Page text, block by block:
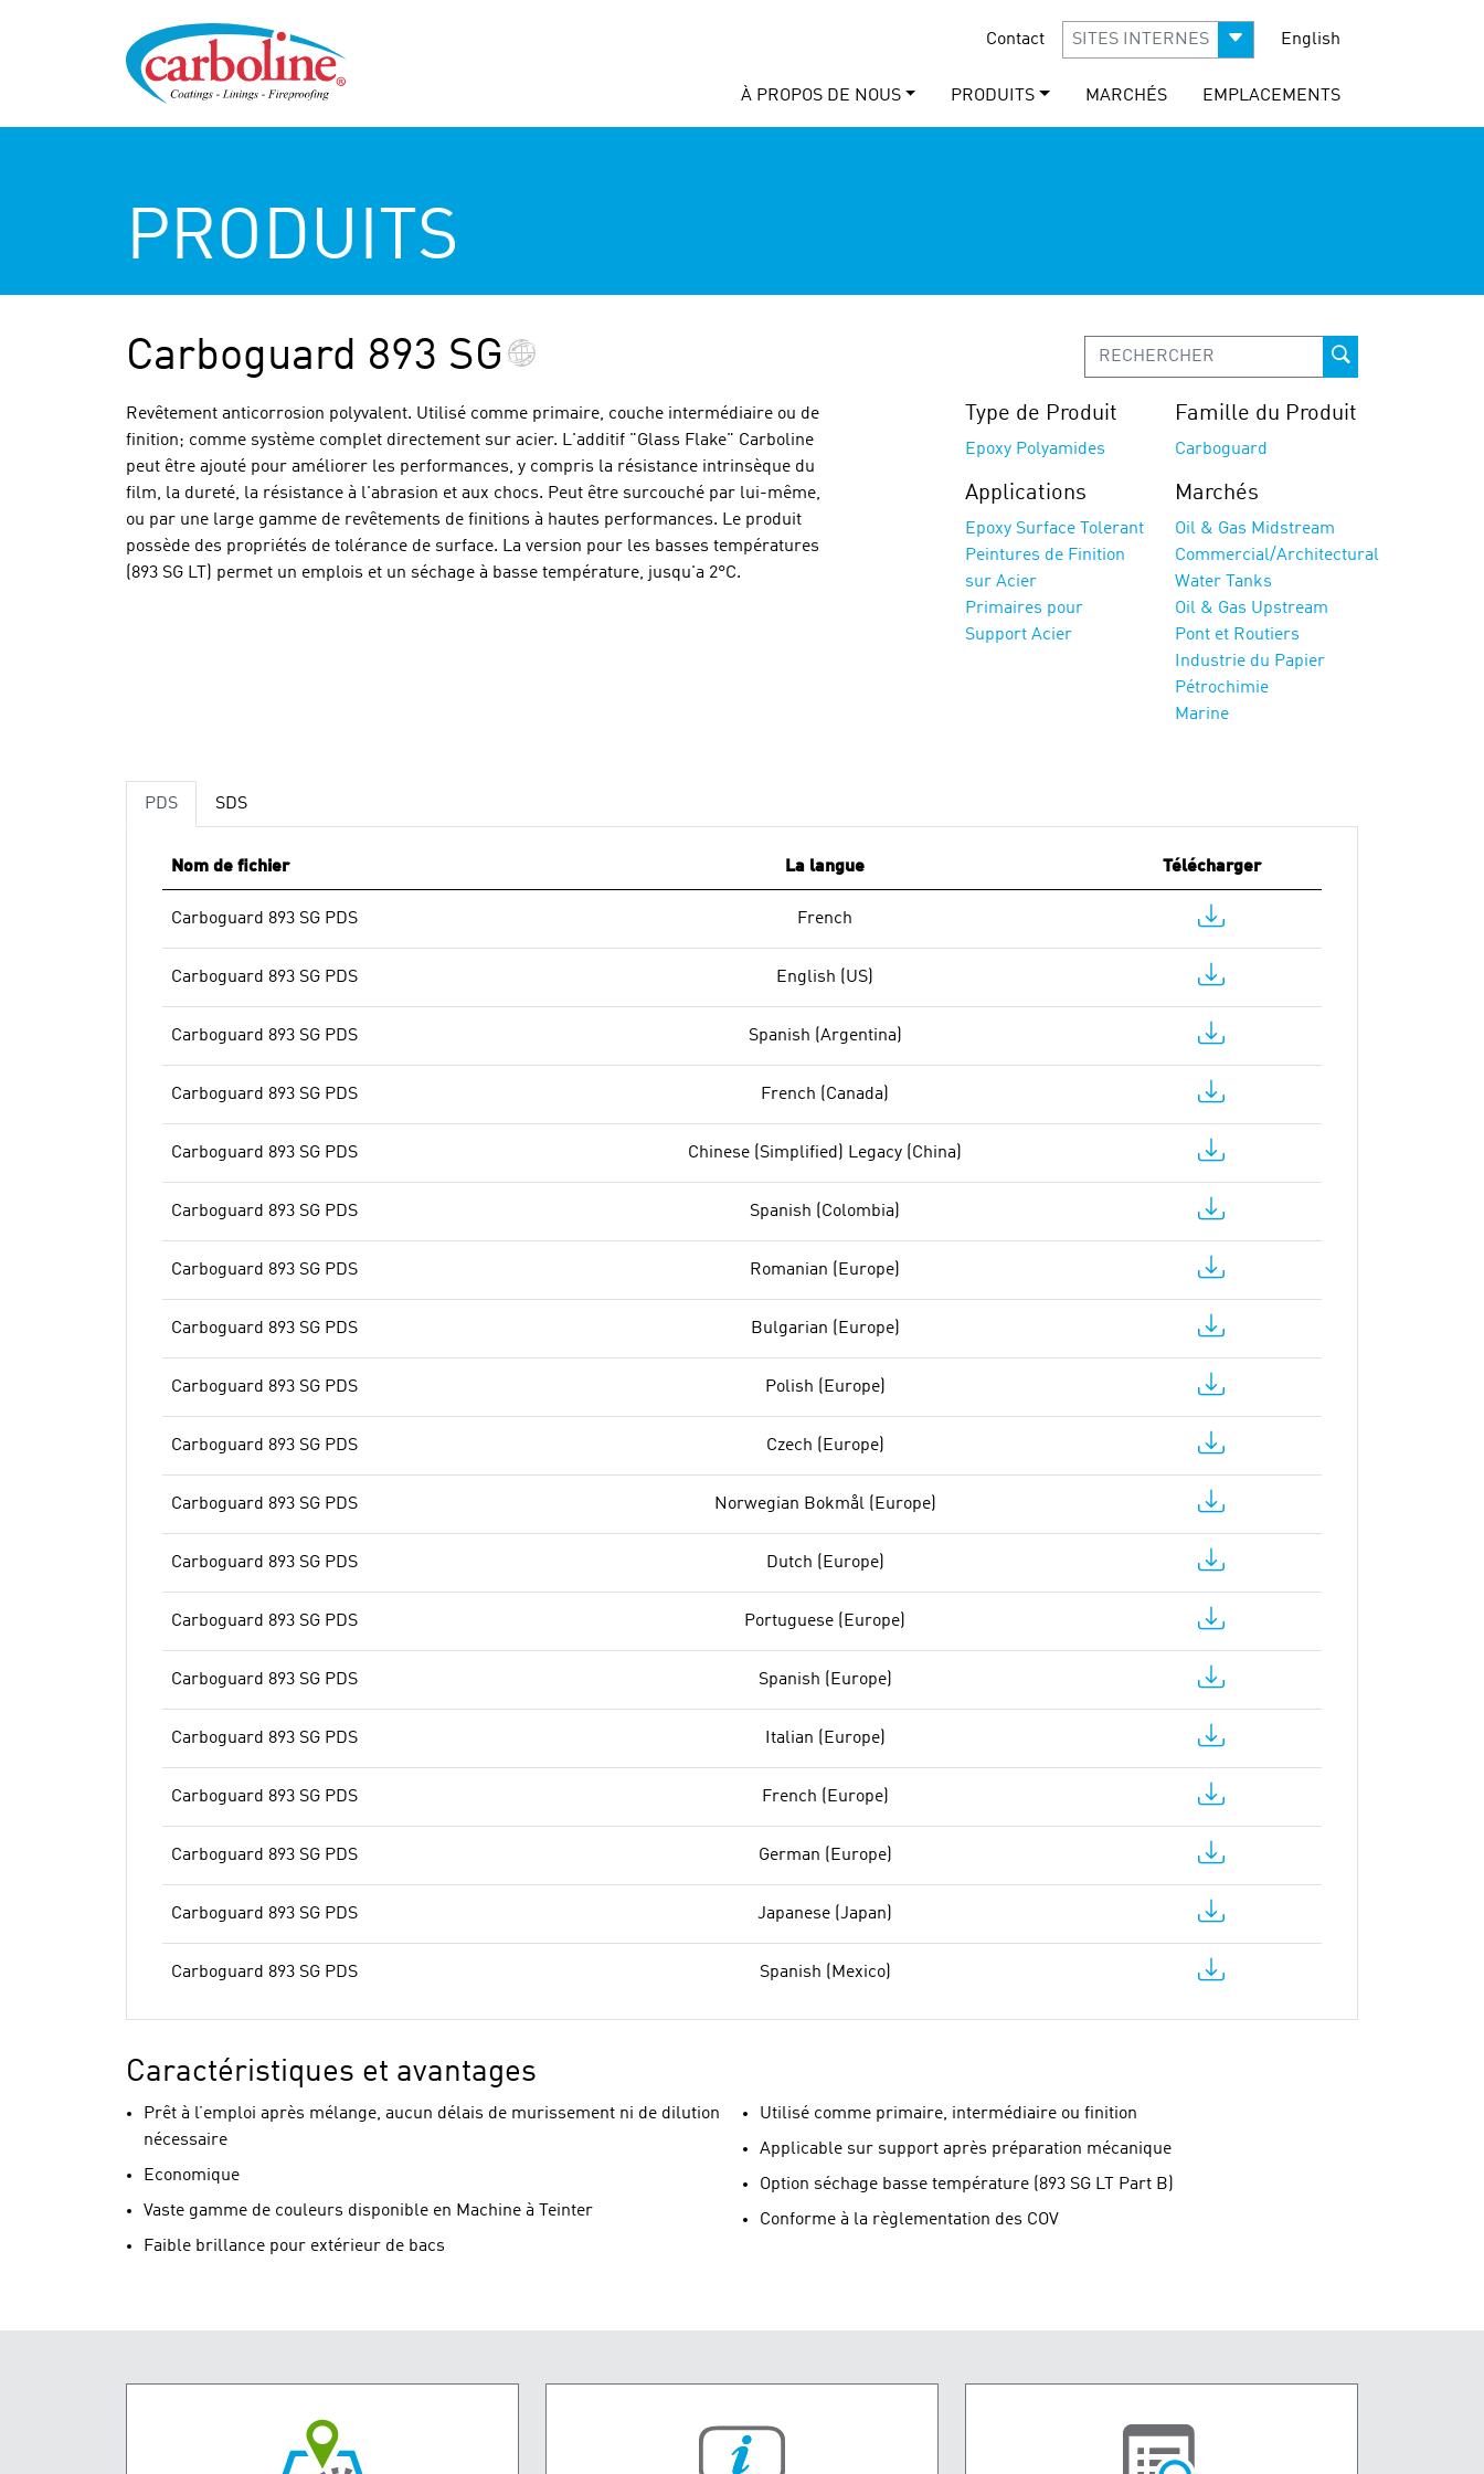
Contact SITES INTERNES English
À PROPOS DE NOUS PRODUITS MARCHÉS EMPLACEMENTS
PRODUITS
Carboguard 893 SG
Revêtement anticorrosion polyvalent. Utilisé comme primaire, couche intermédiaire ou de
finition; comme système complet directement sur acier. L'additif "Glass Flake" Carboline
peut être ajouté pour améliorer les performances, y compris la résistance intrinsèque du
film, la dureté, la résistance à l'abrasion et aux chocs. Peut être surcouché par lui-même,
ou par une large gamme de revêtements de finitions à hautes performances. Le produit
possède des propriétés de tolérance de surface. La version pour les basses températures
(893 SG LT) permet un emplois et un séchage à basse température, jusqu'a 2°C.
Type de Produit
Epoxy Polyamides
Famille du Produit
Carboguard
Applications
Epoxy Surface Tolerant
Peintures de Finition
sur Acier
Primaires pour
Support Acier
Marchés
Oil & Gas Midstream
Commercial/Architectural
Water Tanks
Oil & Gas Upstream
Pont et Routiers
Industrie du Papier
Pétrochimie
Marine
PDS SDS
Nom de fichier La langue Télécharger
Carboguard 893 SG PDS French
Carboguard 893 SG PDS English (US)
Carboguard 893 SG PDS Spanish (Argentina)
Carboguard 893 SG PDS French (Canada)
Carboguard 893 SG PDS Chinese (Simplified) Legacy (China)
Carboguard 893 SG PDS Spanish (Colombia)
Carboguard 893 SG PDS Romanian (Europe)
Carboguard 893 SG PDS Bulgarian (Europe)
Carboguard 893 SG PDS Polish (Europe)
Carboguard 893 SG PDS Czech (Europe)
Carboguard 893 SG PDS Norwegian Bokmål (Europe)
Carboguard 893 SG PDS Dutch (Europe)
Carboguard 893 SG PDS Portuguese (Europe)
Carboguard 893 SG PDS Spanish (Europe)
Carboguard 893 SG PDS Italian (Europe)
Carboguard 893 SG PDS French (Europe)
Carboguard 893 SG PDS German (Europe)
Carboguard 893 SG PDS Japanese (Japan)
Carboguard 893 SG PDS Spanish (Mexico)
Caractéristiques et avantages
Prêt à l’emploi après mélange, aucun délais de murissement ni de dilution
nécessaire
Economique
Vaste gamme de couleurs disponible en Machine à Teinter
Faible brillance pour extérieur de bacs
Utilisé comme primaire, intermédiaire ou finition
Applicable sur support après préparation mécanique
Option séchage basse température (893 SG LT Part B)
Conforme à la règlementation des COV